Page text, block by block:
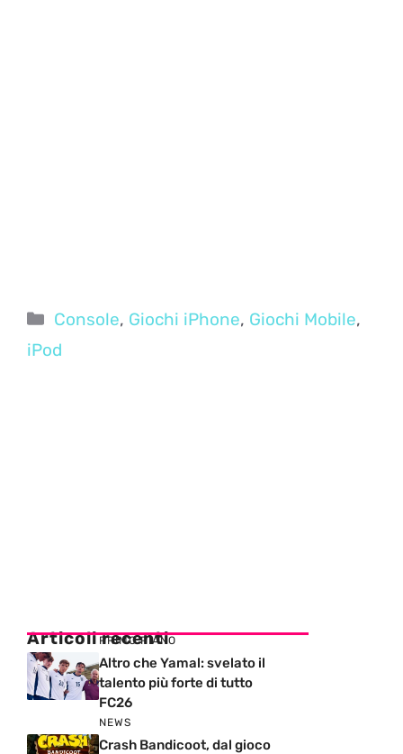
Categorie
Console, Giochi iPhone, Giochi Mobile,
iPod
Articoli recenti
PRIMO PIANO
Altro che Yamal: svelato il
talento più forte di tutto
FC26
NEWS
Crash Bandicoot, dal gioco